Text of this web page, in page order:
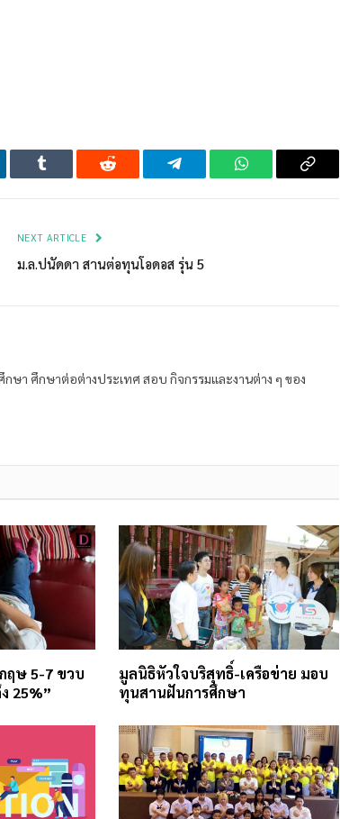
Tumblr Reddit Telegram WhatsAppCopy
NEXT ARTICLE
ม.ล.ปนัดดา สานต่อทุนโอดอส รุ่น 5
กษา ศึกษาต่อต่างประเทศ สอบ กิจกรรมและงานต่าง ๆ ของ
ฤษ 5-7 ขวบ
25%”
มูลนิธิหัวใจบริสุทธิ์-เครือข่าย มอบ
ทุนสานฝันการศึกษา